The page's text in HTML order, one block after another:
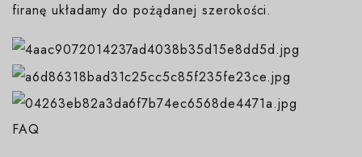
firanę układamy do pożądanej szerokości.
FAQ